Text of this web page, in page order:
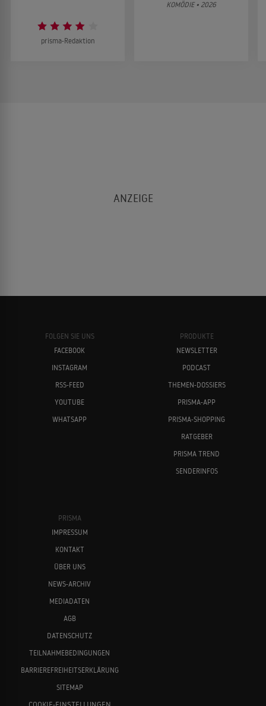
prisma-Redaktion
KOMÖDIE • 2026
FOLGEN SIE UNS
FACEBOOK
INSTAGRAM
RSS-FEED
YOUTUBE
WHATSAPP
PRODUKTE
NEWSLETTER
PODCAST
THEMEN-DOSSIERS
PRISMA-APP
PRISMA-SHOPPING
RATGEBER
PRISMA TREND
SENDERINFOS
PRISMA
IMPRESSUM
KONTAKT
ÜBER UNS
NEWS-ARCHIV
MEDIADATEN
AGB
DATENSCHUTZ
TEILNAHMEBEDINGUNGEN
BARRIEREFREIHEITSERKLÄRUNG
SITEMAP
COOKIE-EINSTELLUNGEN